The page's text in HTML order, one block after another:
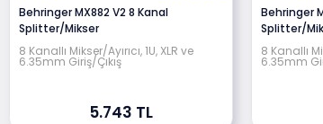
Behringer MX882 V2 8 Kanal
Splitter/Mikser
8 Kanallı Mikser/Ayırıcı, 1U, XLR ve
6.35mm Giriş/Çıkış
5.743 TL
Behringer
Splitter/
8 Kanallı
6.35mm